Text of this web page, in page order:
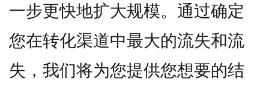
一步更快地扩大规模。通过确定
您在转化渠道中最大的流失和流
失，我们将为您提供您想要的结